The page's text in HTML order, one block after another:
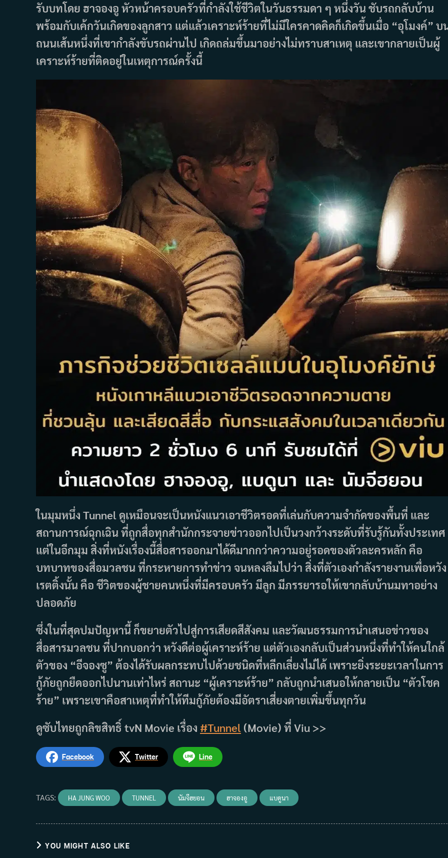
รับบทโดย ฮาจองอู หัวหน้าครอบครัวที่กำลังใช้ชีวิตในวันธรรมดา ๆ หนึ่งวัน ชับรถกลับบ้าน
พร้อมกับเค้กวันเกิดของลูกสาว แต่แล้วเคราะห์ร้ายที่ไม่มีใครคาดคิดก็เกิดขึ้นเมื่อ “อุโมงค์” บ
ถนนเส้นหนึ่งที่เขากำลังขับรถผ่านไป เกิดถล่มขึ้นมาอย่างไม่ทราบสาเหตุ และเขากลายเป็นผู้
เคราะห์ร้ายที่ติดอยู่ในเหตุการณ์ครั้งนี้
ในมุมหนึ่ง Tunnel ดูเหมือนจะเป็นหนังแนวเอาชีวิตรอดที่เล่นกับความจำกัดของพื้นที่ และ
สถานการณ์ฉุกเฉิน ที่ถูกสื่อทุกสำนักกระจายข่าวออกไปเป็นวงกว้างระดับที่รับรู้กันทั้งประเทศ
แต่ในอีกมุม สิ่งที่หนังเรื่องนี้สื่อสารออกมาได้ดีมากกว่าความอยู่รอดของตัวละครหลัก คือ
บทบาทของสื่อมวลชน ที่กระหายการทำข่าว จนหลงลืมไปว่า สิ่งที่ตัวเองกำลังรายงานเพื่อหวัง
เรตติ้งนั้น คือ ชีวิตของผู้ชายคนหนึ่งที่มีครอบครัว มีลูก มีภรรยารอให้เขากลับบ้านมทาอย่าง
ปลอดภัย
ซึ่งในที่สุดปมปัญหานี้ ก็ขยายตัวไปสู่การเสียดสีสังคม และวัฒนธรรมการนำเสนอข่าวของ
สื่อสารมวลชน ที่ปากบอกว่า หวังดีต่อผู้เคราะห์ร้าย แต่ตัวเองกลับเป็นส่วนหนึ่งที่ทำให้คนใกล้
ตัวของ “อีจองซู” ต้องได้รับผลกระทบไปด้วยชนิดที่หลีกเลี่ยงไม่ได้ เพราะยิ่งระยะเวลาในการ
กู้ภัยถูกยืดออกไปนานเท่าไหร่ สถานะ “ผู้เคราะห์ร้าย” กลับถูกนำเสนอให้กลายเป็น “ตัวโชค
ร้าย” เพราะเขาคือสาเหตุที่ทำให้ทีมกู้ภัยต้องมีอัตราเสี่ยงตายเพิ่มขึ้นทุกวัน
ดูซับไทยถูกลิขสิทธิ์ tvN Movie เรื่อง #Tunnel (Movie) ที่ Viu >>
Facebook Twitter Line
TAGS: HA JUNG WOO TUNNEL นัมจีฮยอน ฮาจองอู แบดูนา
YOU MIGHT ALSO LIKE